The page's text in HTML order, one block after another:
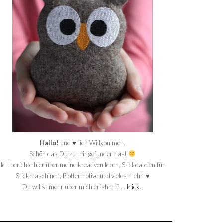
Hallo! und ♥-lich Willkommen.
Schön das Du zu mir gefunden hast
Ich berichte hier über meine kreativen Ideen, Stickdateien für
Stickmaschinen, Plottermotive und vieles mehr ♥
Du willst mehr über mich erfahren? … klick..